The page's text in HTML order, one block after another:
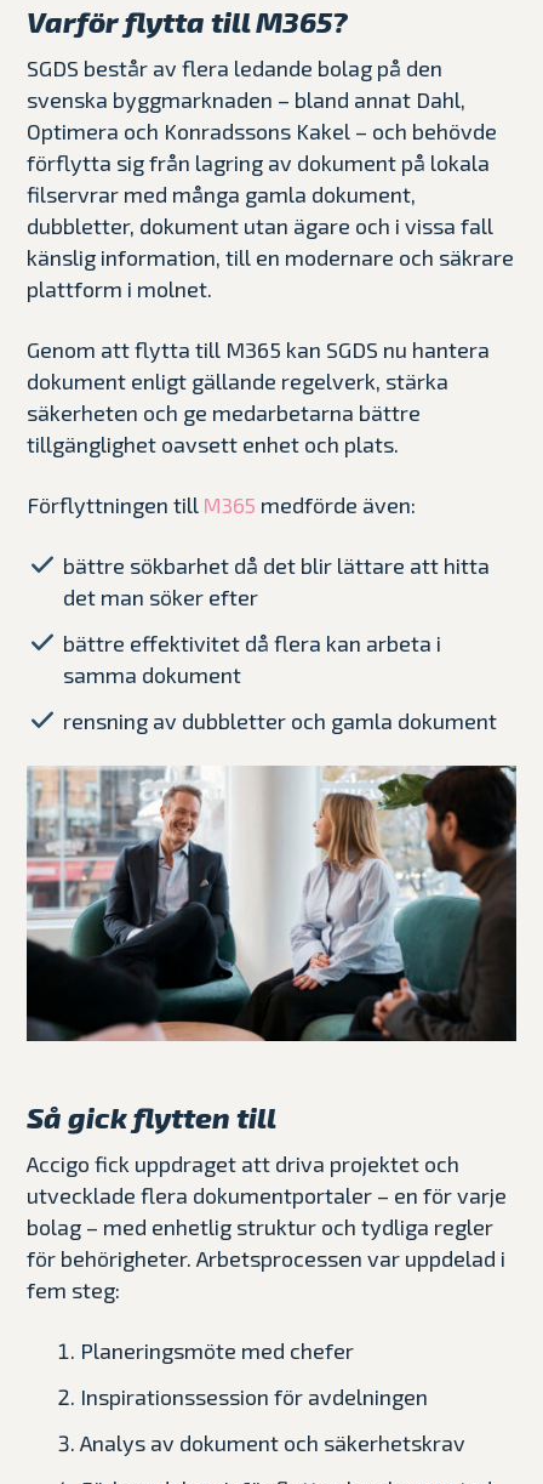
Varför flytta till M365?
SGDS består av flera ledande bolag på den
svenska byggmarknaden – bland annat Dahl,
Optimera och Konradssons Kakel – och behövde
förflytta sig från lagring av dokument på lokala
filservrar med många gamla dokument,
dubbletter, dokument utan ägare och i vissa fall
känslig information, till en modernare och säkrare
plattform i molnet.
Genom att flytta till M365 kan SGDS nu hantera
dokument enligt gällande regelverk, stärka
säkerheten och ge medarbetarna bättre
tillgänglighet oavsett enhet och plats.
Förflyttningen till M365 medförde även:
bättre sökbarhet då det blir lättare att hitta
det man söker efter
bättre effektivitet då flera kan arbeta i
samma dokument
rensning av dubbletter och gamla dokument
Så gick flytten till
Accigo fick uppdraget att driva projektet och
utvecklade flera dokumentportaler – en för varje
bolag – med enhetlig struktur och tydliga regler
för behörigheter. Arbetsprocessen var uppdelad i
fem steg:
Planeringsmöte med chefer
Inspirationssession för avdelningen
Analys av dokument och säkerhetskrav